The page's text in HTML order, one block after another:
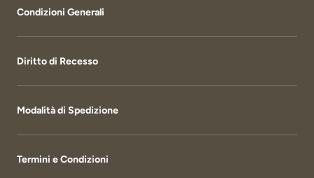
Condizioni Generali
Diritto di Recesso
Modalità di Spedizione
Termini e Condizioni